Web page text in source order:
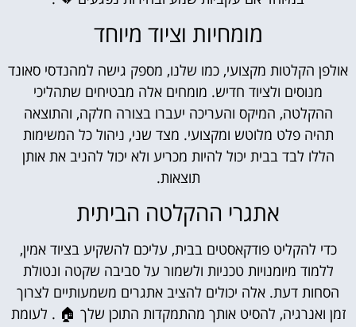
מומחיות וציוד מיוחד
אולפן הקלטות מקצועי, כמו שלנו, מספק גישה למהנדסי סאונד
מנוסים ולציוד חדיש. מומחים אלה מבטיחים שתהליכי
ההקלטה, המיקס והעריכה יעברו בצורה חלקה, והתוצאה
תהיה פלט מלוטש ומקצועי. מצד שני, ניהול כל המשימות
הללו לבד בבית יכול להיות מכריע ולא יכול להניב את אותן
תוצאות.
אתגרי ההקלטה הביתית
כדי להקליט פודקאסטים בבית, עליכם להשקיע בציוד אמין,
ללמוד מיומנויות טכניות ולשמור על סביבה שקטה ונטולת
הסחות דעת. אלה יכולים להציב אתגרים משמעותיים לצרוך
זמן ואנרגיה, להסיט אותך מהתמקדות התוכן שלך 🏠 . לעומת